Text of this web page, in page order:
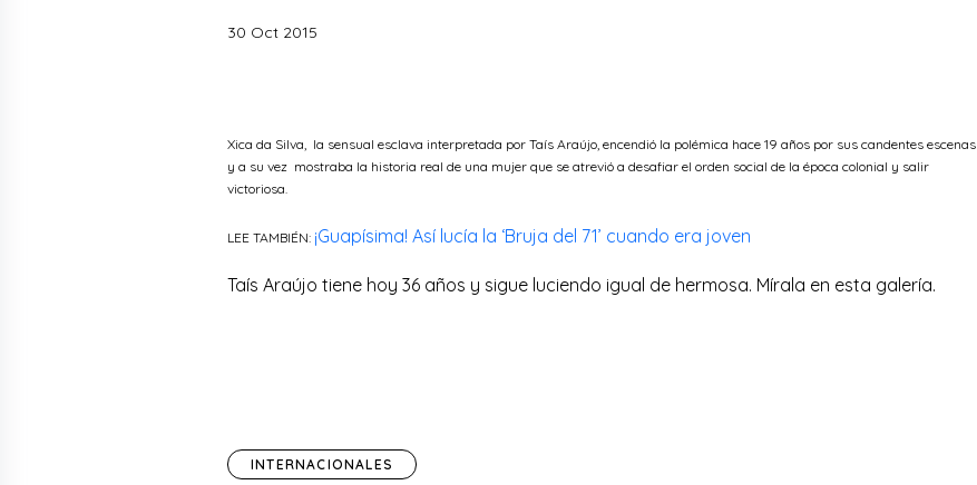
30 Oct 2015
Xica da Silva, la sensual esclava interpretada por Taís Araújo, encendió la polémica hace 19 años por sus candentes escenas
y a su vez mostraba la historia real de una mujer que se atrevió a desafiar el orden social de la época colonial y salir
victoriosa.
LEE TAMBIÉN: ¡Guapísima! Así lucía la ‘Bruja del 71’ cuando era joven
Taís Araújo tiene hoy 36 años y sigue luciendo igual de hermosa. Mírala en esta galería.
INTERNACIONALES